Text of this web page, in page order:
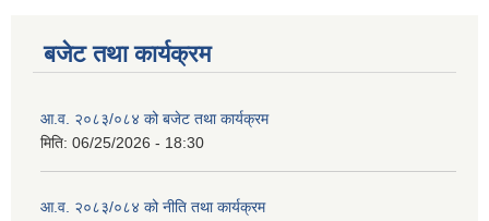
बजेट तथा कार्यक्रम
आ.व. २०८३/०८४ को बजेट तथा कार्यक्रम
मिति: 06/25/2026 - 18:30
आ.व. २०८३/०८४ को नीति तथा कार्यक्रम